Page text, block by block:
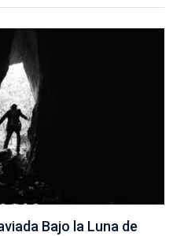
Bajo la Luna de